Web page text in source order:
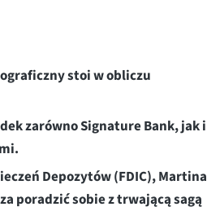
stoi w obliczu
zarówno Signature Bank, jak i
Depozytów (FDIC), Martina
poradzić sobie z trwającą sagą